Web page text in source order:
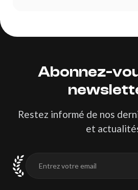
Abonnez-
Restez informé de nos
et